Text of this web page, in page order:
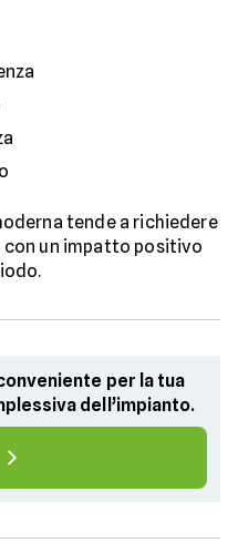
tende a richiedere
un impatto positivo
per la tua
dell’impianto.